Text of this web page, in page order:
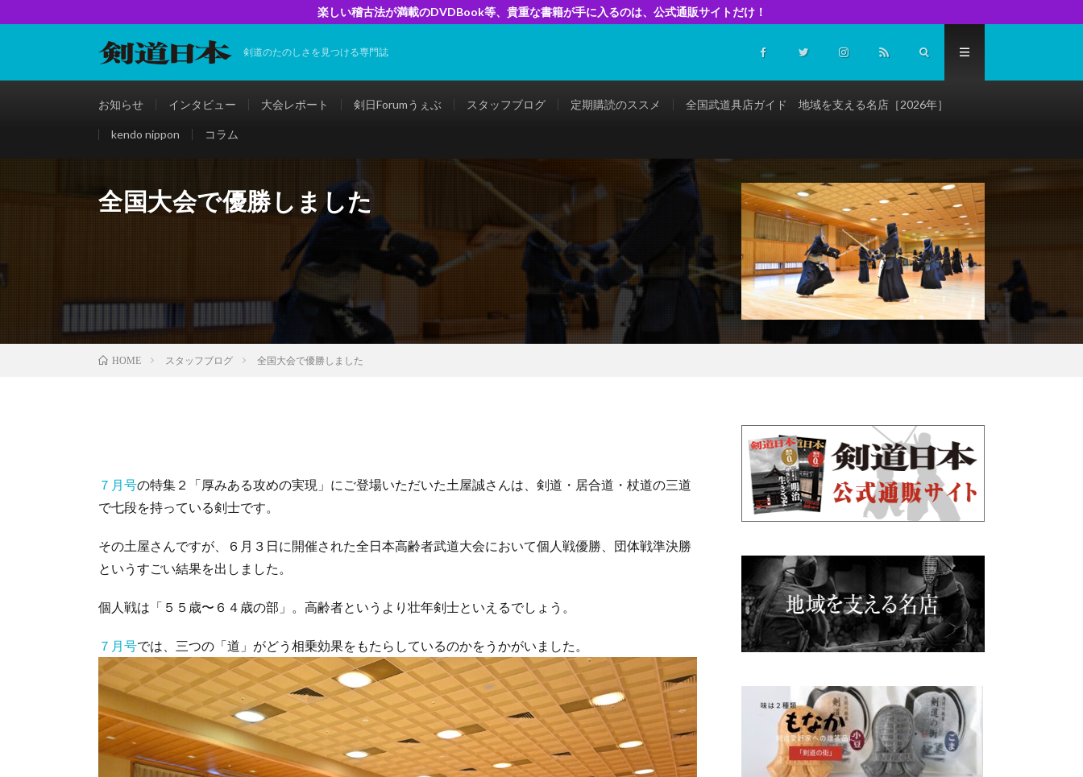
楽しい稽古法が満載のDVDBook等、貴重な書籍が手に入るのは、公式通販サイトだけ！
剣道のたのしさを見つける専門誌
お知らせ インタビュー 大会レポート 剣日Forumうぇぶ スタッフブログ 定期購読のススメ 全国武道具店ガイド 地域を支える名店［2026年］
kendo nippon コラム
全国大会で優勝しました
HOME スタッフブログ 全国大会で優勝しました
７月号の特集２「厚みある攻めの実現」にご登場いただいた土屋誠さんは、剣道・居合道・杖道の三道
で七段を持っている剣士です。
その土屋さんですが、６月３日に開催された全日本高齢者武道大会において個人戦優勝、団体戦準決勝
というすごい結果を出しました。
個人戦は「５５歳〜６４歳の部」。高齢者というより壮年剣士といえるでしょう。
７月号では、三つの「道」がどう相乗効果をもたらしているのかをうかがいました。